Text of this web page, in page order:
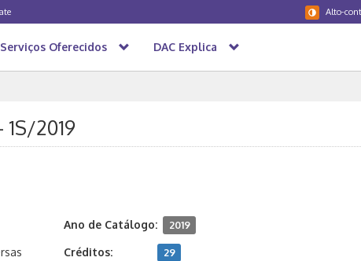
Alto-
Serviços Oferecidos DAC Explica
2019
Ano de Catálogo: 2019
Créditos: 29